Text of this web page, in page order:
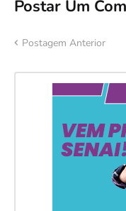
Postar Um
Postagem Anterior